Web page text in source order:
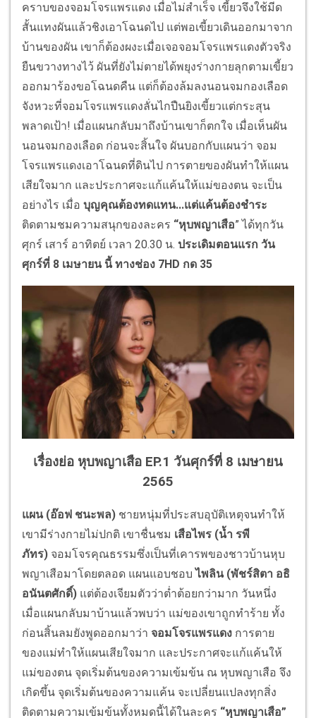
คราบของจอมโจรแพรแดง เมื่อไม่สำเร็จ เขี้ยวจึงใช้มีด
สั้นแทงผันแล้วชิงเอาโฉนดไป แต่พอเขี้ยวเดินออกมาจาก
บ้านของผัน เขาก็ต้องผงะเมื่อเจอจอมโจรแพรแดงตัวจริง
ยืนขวางทางไว้ ผันที่ยังไม่ตายได้พยุงร่างกายลุกตามเขี้ยว
ออกมาร้องขอโฉนดคืน แต่ก็ต้องล้มลงนอนจมกองเลือด
จังหวะที่จอมโจรแพรแดงลั่นไกปืนยิงเขี้ยวแต่กระสุน
พลาดเป้า! เมื่อแผนกลับมาถึงบ้านเขาก็ตกใจ เมื่อเห็นผัน
นอนจมกองเลือด ก่อนจะสิ้นใจ ผันบอกกับแผนว่า จอม
โจรแพรแดงเอาโฉนดที่ดินไป การตายของผันทำให้แผน
เสียใจมาก และประกาศจะแก้แค้นให้แม่ของตน จะเป็น
อย่างไร เมื่อ บุญคุณต้องทดแทน...แต่แค้นต้องชำระ
ติดตามชมความสนุกของละคร “หุบพญาเสือ” ได้ทุกวัน
ศุกร์ เสาร์ อาทิตย์ เวลา 20.30 น. ประเดิมตอนแรก วัน
ศุกร์ที่ 8 เมษายน นี้ ทางช่อง 7HD กด 35
เรื่องย่อ หุบพญาเสือ EP.1 วันศุกร์ที่ 8 เมษายน
2565
แผน (อ๊อฟ ชนะพล) ชายหนุ่มที่ประสบอุบัติเหตุจนทำให้
เขามีร่างกายไม่ปกติ เขาชื่นชม เสือไพร (น้ำ รพี
ภัทร) จอมโจรคุณธรรมซึ่งเป็นที่เคารพของชาวบ้านหุบ
พญาเสือมาโดยตลอด แผนแอบชอบไพลิน (พัชร์สิตา อธิ
อนันตศักดิ์) แต่ต้องเจียมตัวว่าต่ำต้อยกว่ามาก วันหนึ่ง
เมื่อแผนกลับมาบ้านแล้วพบว่า แม่ของเขาถูกทำร้าย ทั้ง
ก่อนสิ้นลมยังพูดออกมาว่า จอมโจรแพรแดง การตาย
ของแม่ทำให้แผนเสียใจมาก และประกาศจะแก้แค้นให้
แม่ของตน จุดเริ่มต้นของความเข้มข้น ณ หุบพญาเสือ จึง
เกิดขึ้น จุดเริ่มต้นของความแค้น จะเปลี่ยนแปลงทุกสิ่ง
ติดตามความเข้มข้นทั้งหมดนี้ได้ในละคร “หุบพญาเสือ”